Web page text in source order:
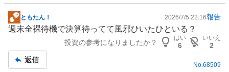
掲
示
事
ともたん！ 2026/7/5 22:16報告
週末全裸待機で決算待ってて風邪ひいたひといる？
投資の参考になりましたか？
はい
6
いいえ
2
返信
No.68509